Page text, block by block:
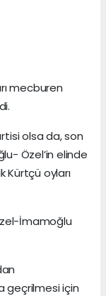
mecburen
olsa da, son
Özel’in elinde
Kürtçü oyları
İmamoğlu
geçrilmesi için